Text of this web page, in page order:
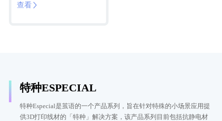
查看
特种ESPECIAL
特种Especial是茧语的一个产品系列，旨在针对特殊的小场景应用提
供3D打印线材的「特种」解决方案，该产品系列目前包括抗静电材